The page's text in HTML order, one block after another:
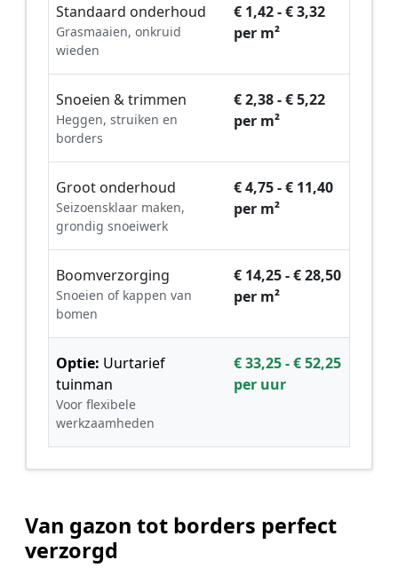
Standaard onderhoud
Grasmaaien, onkruid
wieden
€ 1,42 - € 3,32
per m²
Snoeien & trimmen
Heggen, struiken en
borders
€ 2,38 - € 5,22
per m²
Groot onderhoud
Seizoensklaar maken,
grondig snoeiwerk
€ 4,75 - € 11,40
per m²
Boomverzorging
Snoeien of kappen van
bomen
€ 14,25 - € 28,50
per m²
Optie: Uurtarief
tuinman
Voor flexibele
werkzaamheden
€ 33,25 - € 52,25
per uur
Van gazon tot borders perfect
verzorgd